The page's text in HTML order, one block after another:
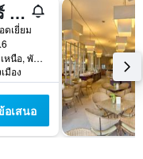
โรงแรมมิตร์ พัทยา
ดเยี่ยม
10 ม.9 ถ.หาดพัทยาเหนือ, พัทยา, ประเทศไทย
มือง
อเสนอ